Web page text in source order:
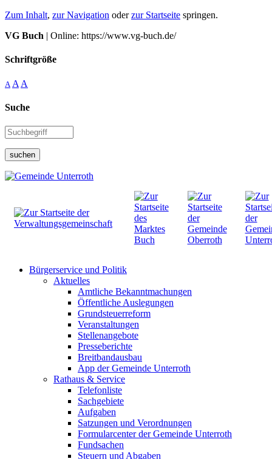
Zum Inhalt, zur Navigation oderzur Startseite springen.
VG Buch | Online: https://www.vg-buch.de/
Schriftgröße
A A A
Suche
suchen
Bürgerservice und Politik
Aktuelles
Amtliche Bekanntmachungen
Öffentliche Auslegungen
Grundsteuerreform
Veranstaltungen
Stellenangebote
Presseberichte
Breitbandausbau
App der Gemeinde Unterroth
Rathaus & Service
Telefonliste
Sachgebiete
Aufgaben
Satzungen und Verordnungen
Formularcenter der Gemeinde Unterroth
Fundsachen
Steuern und Abgaben